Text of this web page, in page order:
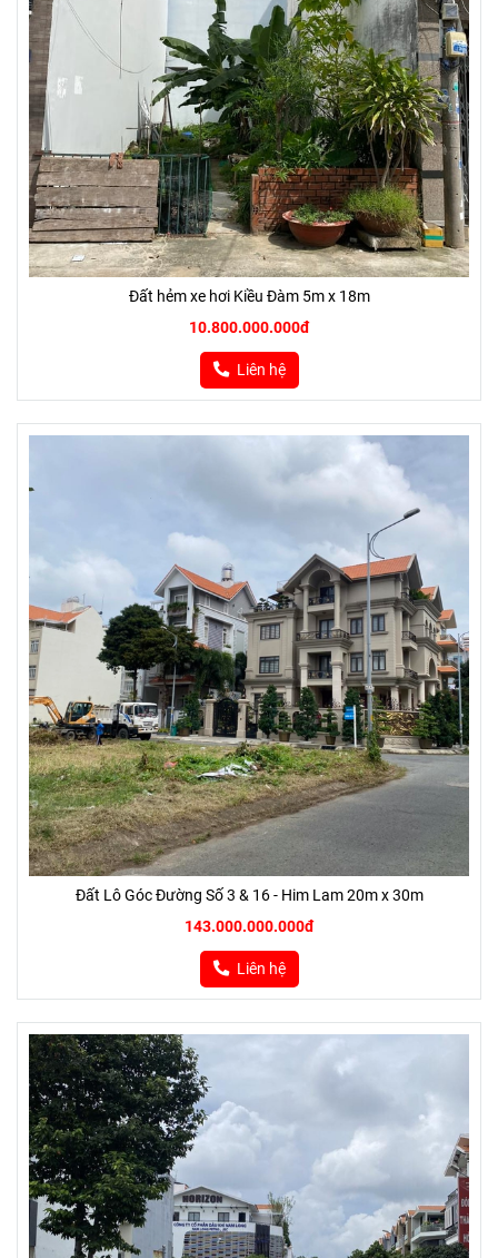
Đất hẻm xe hơi Kiều Đàm 5m x 18m
10.800.000.000đ
Liên hệ
Đất Lô Góc Đường Số 3 & 16 - Him Lam 20m x 30m
143.000.000.000đ
Liên hệ